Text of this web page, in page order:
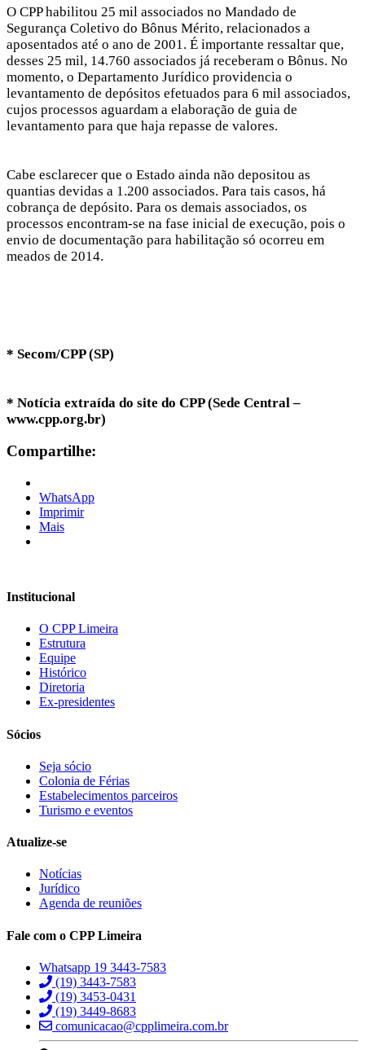
O CPP habilitou 25 mil associados no Mandado de
Segurança Coletivo do Bônus Mérito, relacionados a
aposentados até o ano de 2001. É importante ressaltar que,
desses 25 mil, 14.760 associados já receberam o Bônus. No
momento, o Departamento Jurídico providencia o
levantamento de depósitos efetuados para 6 mil associados,
cujos processos aguardam a elaboração de guia de
levantamento para que haja repasse de valores.
Cabe esclarecer que o Estado ainda não depositou as
quantias devidas a 1.200 associados. Para tais casos, há
cobrança de depósito. Para os demais associados, os
processos encontram-se na fase inicial de execução, pois o
envio de documentação para habilitação só ocorreu em
meados de 2014.
* Secom/CPP (SP)
* Notícia extraída do site do CPP (Sede Central –
www.cpp.org.br)
Compartilhe:
WhatsApp
Imprimir
Mais
Institucional
O CPP Limeira
Estrutura
Equipe
Histórico
Diretoria
Ex-presidentes
Sócios
Seja sócio
Colonia de Férias
Estabelecimentos parceiros
Turismo e eventos
Atualize-se
Notícias
Jurídico
Agenda de reuniões
Fale com o CPP Limeira
Whatsapp 19 3443-7583
(19) 3443-7583
(19) 3453-0431
(19) 3449-8683
comunicacao@cpplimeira.com.br